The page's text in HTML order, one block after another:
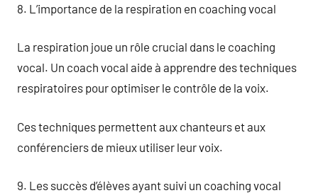
8. L’importance de la respiration en coaching vocal
La respiration joue un rôle crucial dans le coaching
vocal. Un coach vocal aide à apprendre des techniques
respiratoires pour optimiser le contrôle de la voix.
Ces techniques permettent aux chanteurs et aux
conférenciers de mieux utiliser leur voix.
9. Les succès d’élèves ayant suivi un coaching vocal